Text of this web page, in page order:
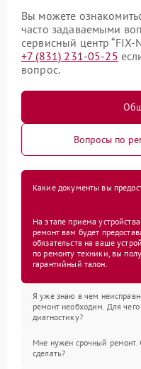
Вы можете
часто задаваемыми
сервисный центр
+7 (831) 231-05-25
вопрос.
Вопросы по
Какие документы вы
На этапе приема
ремонт вам будет
обязательств на ваше
по ремонту техники, вы
гарантийный талон.
Я уже знаю в чем
ремонт необходим. Для чего
диагностику?
Мне нужен срочный ремонт.
сделать?